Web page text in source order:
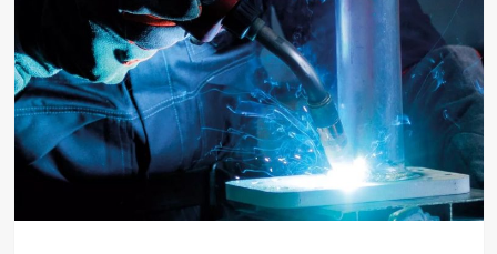
вироби:
професія,
техніки
та
сучасні
можливості